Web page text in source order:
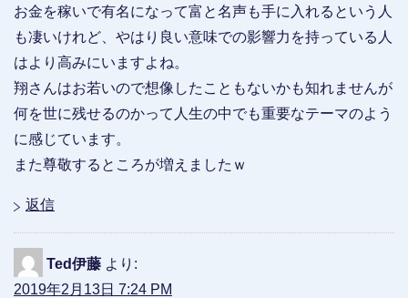
お金を稼いで有名になって富と名声も手に入れるという人
も凄いけれど、やはり良い意味での影響力を持っている人
はより高みにいますよね。
翔さんはお若いので想像したこともないかも知れませんが
何を世に残せるのかって人生の中でも重要なテーマのよう
に感じています。
また尊敬するところが増えましたｗ
返信
Ted伊藤 より:
2019年2月13日 7:24 PM